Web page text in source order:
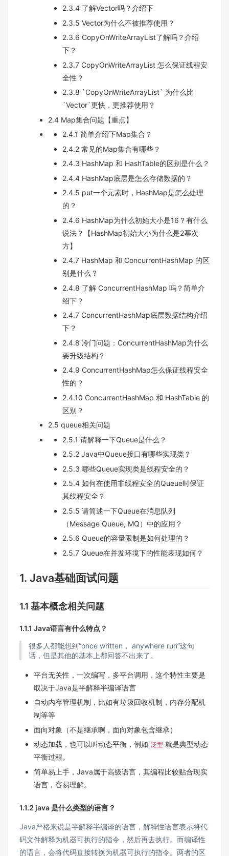
2.3.4 了解Vector吗？介绍下
2.3.5 Vector为什么不被推荐使用？
2.3.6 CopyOnWriteArrayList了解吗？介绍
下？
2.3.7 CopyOnWriteArrayList 怎么保证线程安
全性？
2.3.8 `CopyOnWriteArrayList` 为什么比
`Vector`更快，更推荐使用？
2.4 Map集合问题【重点】
2.4.1 简单介绍下Map集合？
2.4.2 常见的Map集合有哪些？
2.4.3 HashMap 和 HashTable的区别是什么？
2.4.4 HashMap底层是怎么存储数据的？
2.4.5 put一个元素时，HashMap是怎么处理
的？
2.4.6 HashMap为什么初始大小是16？有什么
说法？【HashMap初始大小为什么是2幂次
方】
2.4.7 HashMap 和 ConcurrentHashMap 的区
别是什么？
2.4.8 了解 ConcurrentHashMap 吗？简单介
绍下？
2.4.7 ConcurrentHashMap底层数据结构介绍
下？
2.4.8 冷门问题：ConcurrentHashMap为什么
要升级结构？
2.4.9 ConcurrentHashMap怎么保证线程安全
性的？
2.4.10 ConcurrentHashMap 和 HashTable 的
区别？
2.5 queue相关问题
2.5.1 请解释一下Queue是什么？
2.5.2 Java中Queue接口有哪些实现类？
2.5.3 哪些Queue实现类是线程安全的？
2.5.4 如何在使用非线程安全的Queue时保证
其线程安全？
2.5.5 请简述一下Queue在消息队列
（Message Queue, MQ）中的应用？
2.5.6 Queue的容量限制是如何处理的？
2.5.7 Queue在并发环境下的性能表现如何？
1. Java基础面试问题
1.1 基本概念相关问题
1.1.1 Java语言有什么特点？
很多人都能想到“once written， anywhere run”这句
话，但是其他的基本上都回答不出来了。
平台无关性，一次编写，多平台调用，这个特性主要是
取决于Java是半解释半编译语言
自动内存管理机制，比如有垃圾回收机制，内存分配机
制等等
面向对象（不是继承啊，面向对象包含继承）
动态加载，也可以叫动态平衡，例如 泛型 就是典型动态
平衡过程。
简单易上手，Java属于高级语言，其编程比较贴合现实
语言，容易理解。
1.1.2 java 是什么类型的语言？
Java严格来说是半解释半编译的语言，解释性语言表示将代
码文件解释为机器可执行的指令，然后再去执行。而编译性
的语言，会将代码直接转换为机器可执行的指令。两者的区